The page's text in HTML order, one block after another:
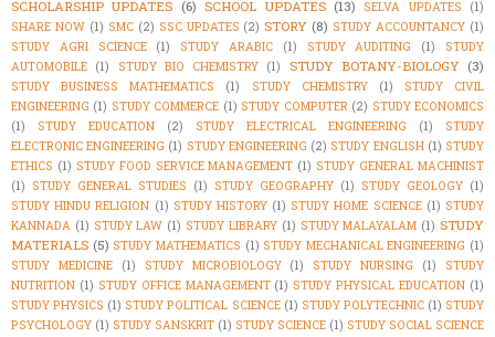
SCHOLARSHIP UPDATES (6) SCHOOL UPDATES (13) SELVA UPDATES
(1)
SHARE NOW (1) SMC (2) SSC UPDATES (2) STORY (8) STUDY ACCOUNTANCY (1)
STUDY AGRI SCIENCE
(1) STUDY ARABIC (1) STUDY AUDITING (1)
STUDY
AUTOMOBILE (1) STUDY BIO CHEMISTRY (1) STUDY BOTANY-BIOLOGY (3)
STUDY BUSINESS MATHEMATICS (1) STUDY CHEMISTRY (1)
STUDY CIVIL
ENGINEERING (1) STUDY COMMERCE (1) STUDY COMPUTER (2) STUDY ECONOMICS
(1)
STUDY EDUCATION (2) STUDY ELECTRICAL ENGINEERING (1)
STUDY
ELECTRONIC ENGINEERING (1) STUDY ENGINEERING (2) STUDY ENGLISH (1) STUDY
ETHICS (1) STUDY FOOD SERVICE MANAGEMENT (1) STUDY GENERAL MACHINIST
(1) STUDY GENERAL STUDIES (1) STUDY GEOGRAPHY (1) STUDY GEOLOGY (1)
STUDY HINDU RELIGION (1) STUDY HISTORY (1) STUDY HOME SCIENCE (1) STUDY
KANNADA (1) STUDY LAW (1) STUDY LIBRARY (1) STUDY MALAYALAM (1) STUDY
MATERIALS (5) STUDY MATHEMATICS (1) STUDY MECHANICAL ENGINEERING (1)
STUDY MEDICINE
(1) STUDY MICROBIOLOGY (1) STUDY NURSING (1)
STUDY
NUTRITION (1) STUDY OFFICE MANAGEMENT (1) STUDY PHYSICAL EDUCATION (1)
STUDY PHYSICS (1) STUDY POLITICAL SCIENCE (1) STUDY POLYTECHNIC (1) STUDY
PSYCHOLOGY (1) STUDY SANSKRIT (1) STUDY SCIENCE (1) STUDY SOCIAL SCIENCE